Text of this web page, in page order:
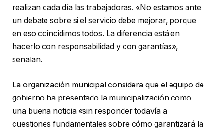
realizan cada día las trabajadoras. «No estamos ante
un debate sobre si el servicio debe mejorar, porque
en eso coincidimos todos. La diferencia está en
hacerlo con responsabilidad y con garantías»,
señalan.
La organización municipal considera que el equipo de
gobierno ha presentado la municipalización como
una buena noticia «sin responder todavía a
cuestiones fundamentales sobre cómo garantizará la